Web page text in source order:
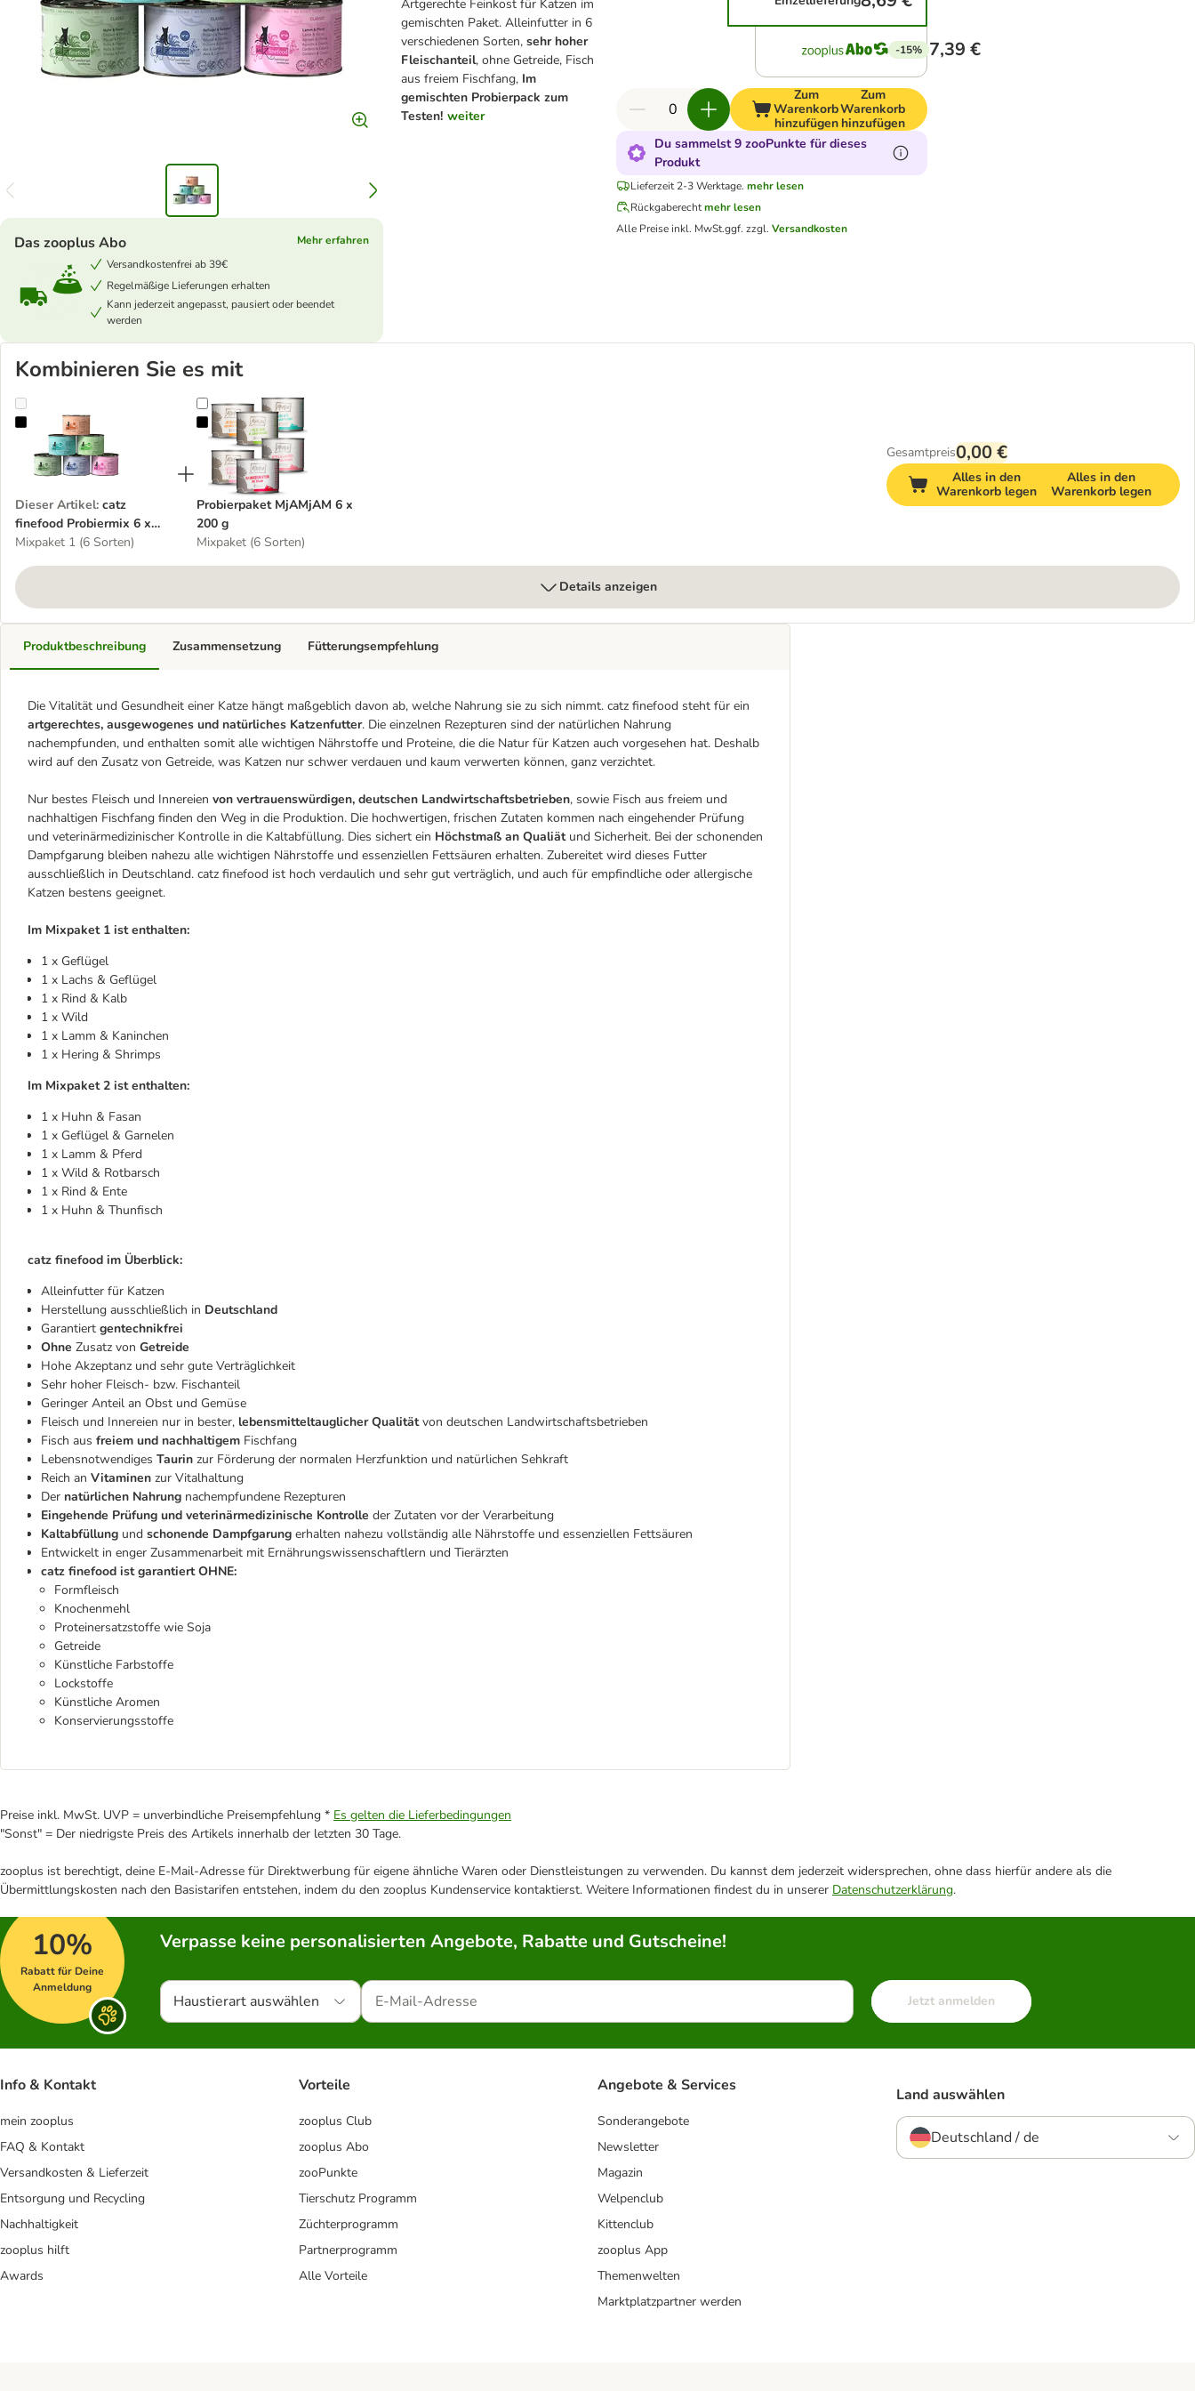
Artgerechte Feinkost für Katzen im
gemischten Paket. Alleinfutter in 6
verschiedenen Sorten,sehr hoher
Fleischanteil, ohne Getreide, Fisch
aus freiem Fischfang, Im
gemischten Probierpack zum
Testen! weiter
Das zooplus Abo
Mehr erfahren
Versandkostenfrei ab 39€
Regelmäßige Lieferungen erhalten
Kann jederzeit angepasst, pausiert oder beendet
werden
-15% 7,39 €
Zum
Warenkorb
hinzufügen
Zum
Warenkorb
hinzufügen
Du sammelst 9 zooPunkte für dieses
Produkt
Lieferzeit 2-3 Werktage. mehr lesen
Rückgaberechtmehr lesen
Alle Preise inkl. MwSt.ggf. zzgl.Versandkosten
Kombinieren Sie es mit
catz finefood Probiermix 6 x 200 g
Dieser Artikel: catz
finefood Probiermix 6 x
200 g
Mixpaket 1 (6 Sorten)
Probierpaket MjAMjAM 6 x 200 g
Probierpaket MjAMjAM 6 x
200 g
Mixpaket (6 Sorten)
Gesamtpreis0,00 €
Alles in den
Warenkorb legen
Alles in den
Warenkorb legen
Details anzeigen
Produktbeschreibung
Die Vitalität und Gesundheit einer Katze hängt maßgeblich davon ab, welche Nahrung sie zu sich nimmt. catz finefood steht für ein
artgerechtes, ausgewogenes und natürliches Katzenfutter. Die einzelnen Rezepturen sind der natürlichen Nahrung
nachempfunden, und enthalten somit alle wichtigen Nährstoffe und Proteine, die die Natur für Katzen auch vorgesehen hat. Deshalb
wird auf den Zusatz von Getreide, was Katzen nur schwer verdauen und kaum verwerten können, ganz verzichtet.
Nur bestes Fleisch und Innereien von vertrauenswürdigen, deutschen Landwirtschaftsbetrieben, sowie Fisch aus freiem und
nachhaltigen Fischfang finden den Weg in die Produktion. Die hochwertigen, frischen Zutaten kommen nach eingehender Prüfung
und veterinärmedizinischer Kontrolle in die Kaltabfüllung. Dies sichert ein Höchstmaß an Qualiätund Sicherheit. Bei der schonenden
Dampfgarung bleiben nahezu alle wichtigen Nährstoffe und essenziellen Fettsäuren erhalten. Zubereitet wird dieses Futter
ausschließlich in Deutschland. catz finefood ist hoch verdaulich und sehr gut verträglich, und auch für empfindliche oder allergische
Katzen bestens geeignet.
Im Mixpaket 1 ist enthalten:
1 x Geflügel
1 x Lachs & Geflügel
1 x Rind & Kalb
1 x Wild
1 x Lamm & Kaninchen
1 x Hering & Shrimps
Im Mixpaket 2 ist enthalten:
1 x Huhn & Fasan
1 x Geflügel & Garnelen
1 x Lamm & Pferd
1 x Wild & Rotbarsch
1 x Rind & Ente
1 x Huhn & Thunfisch
catz finefood im Überblick:
Alleinfutter für Katzen
Herstellung ausschließlich in Deutschland
Garantiert gentechnikfrei
Ohne Zusatz von Getreide
Hohe Akzeptanz und sehr gute Verträglichkeit
Sehr hoher Fleisch- bzw. Fischanteil
Geringer Anteil an Obst und Gemüse
Fleisch und Innereien nur in bester, lebensmitteltauglicher Qualitätvon deutschen Landwirtschaftsbetrieben
Fisch aus freiem und nachhaltigem Fischfang
Lebensnotwendiges Taurin zur Förderung der normalen Herzfunktion und natürlichen Sehkraft
Reich an Vitaminen zur Vitalhaltung
Der natürlichen Nahrung nachempfundene Rezepturen
Eingehende Prüfung und veterinärmedizinische Kontrolle der Zutaten vor der Verarbeitung
Kaltabfüllung und schonende Dampfgarung erhalten nahezu vollständig alle Nährstoffe und essenziellen Fettsäuren
Entwickelt in enger Zusammenarbeit mit Ernährungswissenschaftlern und Tierärzten
catz finefood ist garantiert OHNE:
Formfleisch
Knochenmehl
Proteinersatzstoffe wie Soja
Getreide
Künstliche Farbstoffe
Lockstoffe
Künstliche Aromen
Konservierungsstoffe
Zusammensetzung Fütterungsempfehlung
Preise inkl. MwSt. UVP = unverbindliche Preisempfehlung * Es gelten die Lieferbedingungen
"Sonst" = Der niedrigste Preis des Artikels innerhalb der letzten 30 Tage.
zooplus ist berechtigt, deine E-Mail-Adresse für Direktwerbung für eigene ähnliche Waren oder Dienstleistungen zu verwenden. Du kannst dem jederzeit widersprechen, ohne dass hierfür andere als die
Übermittlungskosten nach den Basistarifen entstehen, indem du den zooplus Kundenservice kontaktierst. Weitere Informationen findest du in unserer Datenschutzerklärung.
10%
Rabatt für Deine
Anmeldung
Verpasse keine personalisierten Angebote, Rabatte und Gutscheine!
Haustierart auswählen Jetzt anmelden
Info & Kontakt
mein zooplus
FAQ & Kontakt
Versandkosten & Lieferzeit
Entsorgung und Recycling
Nachhaltigkeit
zooplus hilft
Awards
Vorteile
zooplus Club
zooplus Abo
zooPunkte
Tierschutz Programm
Züchterprogramm
Partnerprogramm
Alle Vorteile
Angebote & Services
Sonderangebote
Newsletter
Magazin
Welpenclub
Kittenclub
zooplus App
Themenwelten
Marktplatzpartner werden
Land auswählen
Deutschland / de